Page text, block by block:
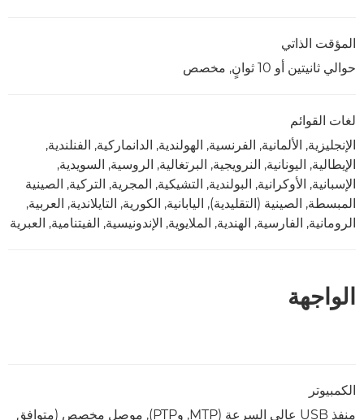
المؤقت الذاتي
حوالي ثانيتين أو 10 ثوانٍ, مخصص
لغات القوائم
الإنجليزية, الألمانية, الفرنسية, الهولندية, الدانماركية, الفنلندية,
الإيطالية, اليونانية, النرويجية, البرتغالية, الروسية, السويدية,
الإسبانية, الأوكرانية, البولندية, التشيكية, المجرية, التركية, الصينية
المبسطة, الصينية (التقليدية), اليابانية, الكورية, التايلاندية, العربية,
الرومانية, الفارسية, الهندية, الملايوية, الإندونيسية, الفيتنامية, العبرية
الواجهة
الكمبيوتر
منفذ USB عالي السرعة (MTP, وPTP), موصل مخصص (متوافق